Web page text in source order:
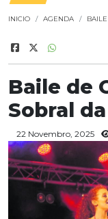
INICIO AGENDA
Baile de
Sobral
22 Novembro, 2025